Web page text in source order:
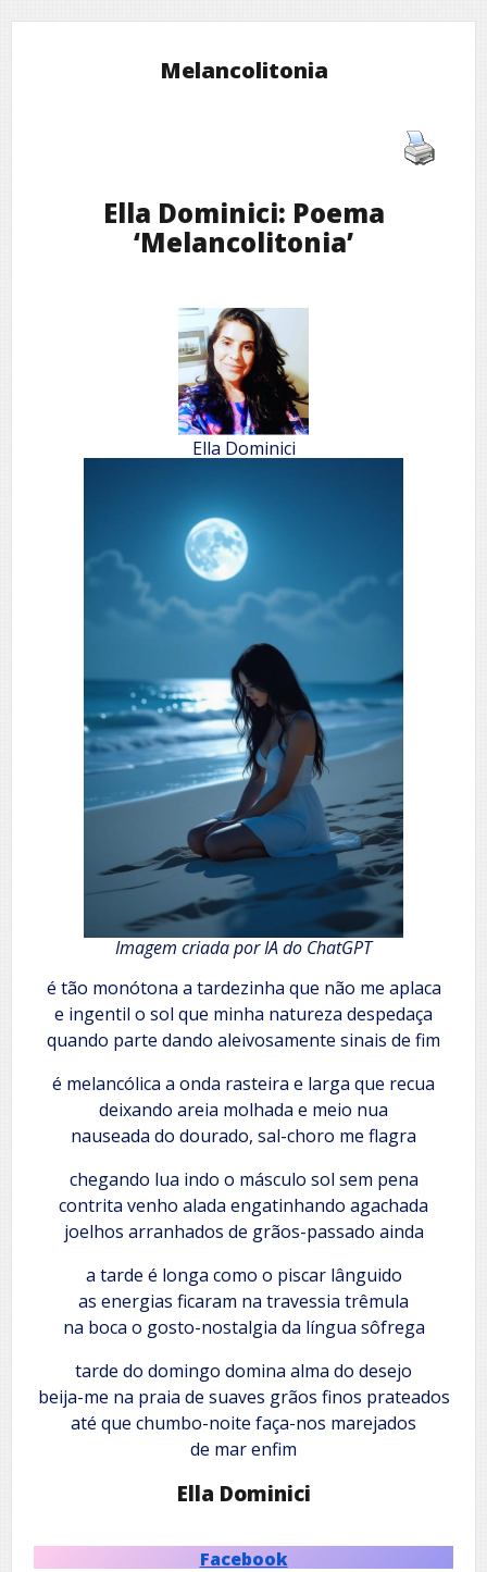
Melancolitonia
Ella Dominici: Poema
‘Melancolitonia’
Ella Dominici
Imagem criada por IA do ChatGPT
é tão monótona a tardezinha que não me aplaca
e ingentil o sol que minha natureza despedaça
quando parte dando aleivosamente sinais de fim
é melancólica a onda rasteira e larga que recua
deixando areia molhada e meio nua
nauseada do dourado, sal-choro me flagra
chegando lua indo o másculo sol sem pena
contrita venho alada engatinhando agachada
joelhos arranhados de grãos-passado ainda
a tarde é longa como o piscar lânguido
as energias ficaram na travessia trêmula
na boca o gosto-nostalgia da língua sôfrega
tarde do domingo domina alma do desejo
beija-me na praia de suaves grãos finos prateados
até que chumbo-noite faça-nos marejados
de mar enfim
Ella Dominici
Facebook